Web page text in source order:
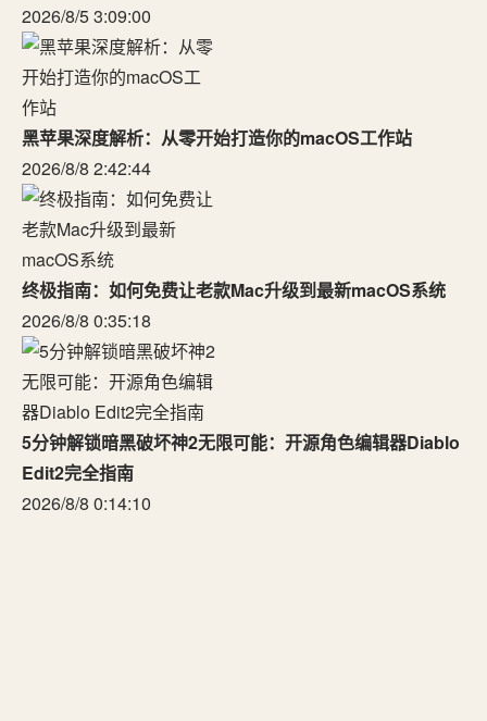
2026/8/5 3:09:00
黑苹果深度解析：从零开始打造你的macOS工作站
2026/8/8 2:42:44
终极指南：如何免费让老款Mac升级到最新macOS系统
2026/8/8 0:35:18
5分钟解锁暗黑破坏神2无限可能：开源角色编辑器Diablo
Edit2完全指南
2026/8/8 0:14:10